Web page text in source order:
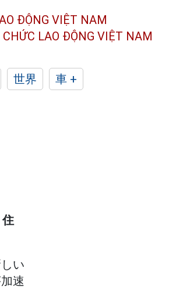
ĐỘNG VIỆT NAM
LAO ĐỘNG VIỆT NAM
世界
車 +
い
速